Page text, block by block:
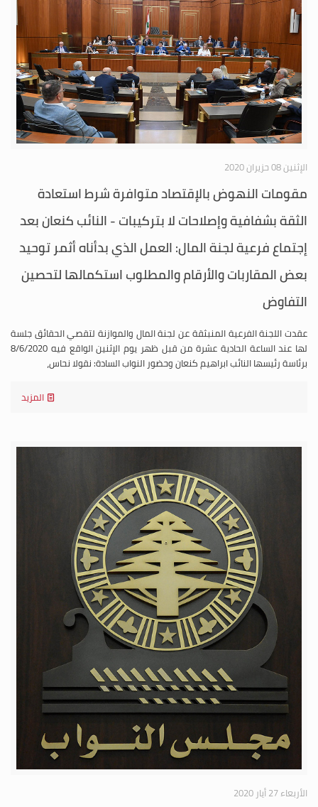
الإثنين 08 حزيران 2020
مقومات النهوض بالإقتصاد متوافرة شرط استعادة
الثقة بشفافية وإصلاحات لا بتركيبات - النائب كنعان بعد
إجتماع فرعية لجنة المال: العمل الذي بدأناه أثمر توحيد
بعض المقاربات والأرقام والمطلوب استكمالها لتحصين
التفاوض
عقدت اللجنة الفرعية المنبثقة عن لجنة المال والموازنة لتقصي الحقائق جلسة
لها عند الساعة الحادية عشرة من قبل ظهر يوم الإثنين الواقع فيه 8/6/2020
برئاسة رئيسها النائب ابراهيم كنعان وحضور النواب السادة: نقولا نحاس،
المزيد
الأربعاء 27 أيار 2020